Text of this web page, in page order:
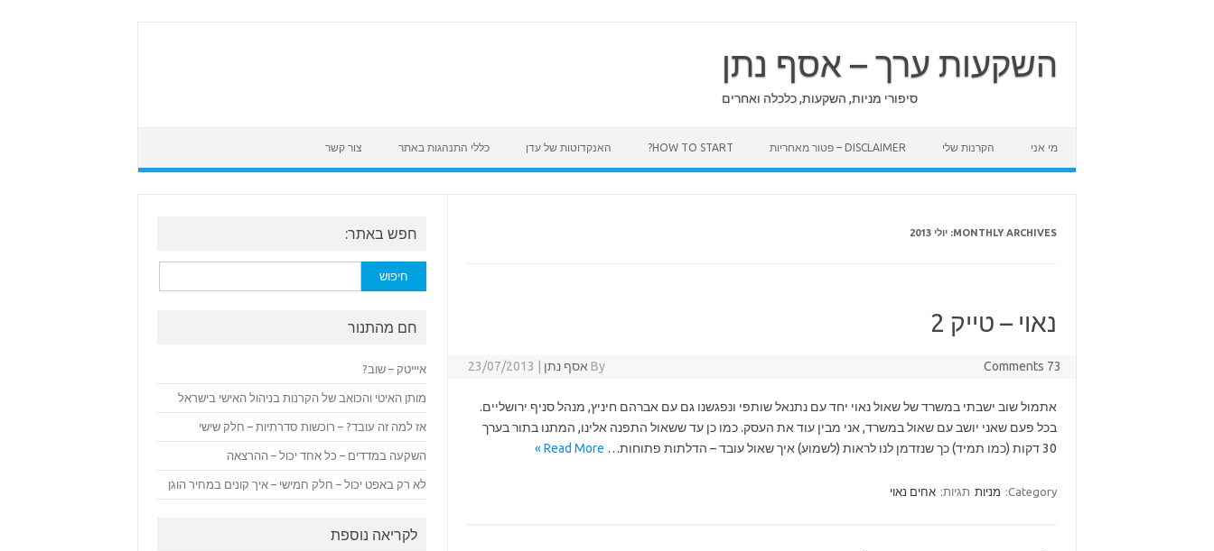
השקעות ערך – אסף נתן
סיפורי מניות, השקעות, כלכלה ואחרים
מי אני הקרנות שלי DISCLAIMER – פטור מאחריות HOW TO START? האנקדוטות של עדן כללי התנהגות באתר צור קשר
MONTHLY ARCHIVES: יולי 2013
נאוי – טייק 2
By אסף נתן 23/07/2013 73 Comments
אתמול שוב ישבתי במשרד של שאול נאוי יחד עם נתנאל שותפי ונפגשנו גם עם אברהם חיניץ, מנהל סניף ירושליים.
בכל פעם שאני יושב עם שאול במשרד, אני מבין עוד את העסק. כמו כן עד ששאול התפנה אלינו, המתנו בתור בערך
30 דקות (כמו תמיד) כך שנזדמן לנו לראות (לשמוע) איך שאול עובד – הדלתות פתוחות…
Read More »
Category: מניות תגיות: אחים נאוי
חפש באתר:
חיפוש:
חם מהתנור
איייטק – שוב?
מותן האיטי והכואב של הקרנות בניהול האישי בישראל
אז למה זה עובד? – רוכשות סדרתיות – חלק שישי
השקעה במדדים – כל אחד יכול – ההרצאה
לא רק באפט יכול – חלק חמישי – איך קונים במחיר הוגן
לקריאה נוספת